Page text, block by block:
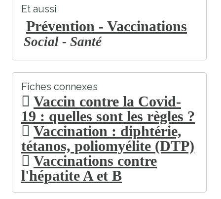
Et aussi
Prévention - Vaccinations
Social - Santé
Fiches connexes
Vaccin contre la Covid-
19 : quelles sont les règles ?
Vaccination : diphtérie,
tétanos, poliomyélite (DTP)
Vaccinations contre
l'hépatite A et B